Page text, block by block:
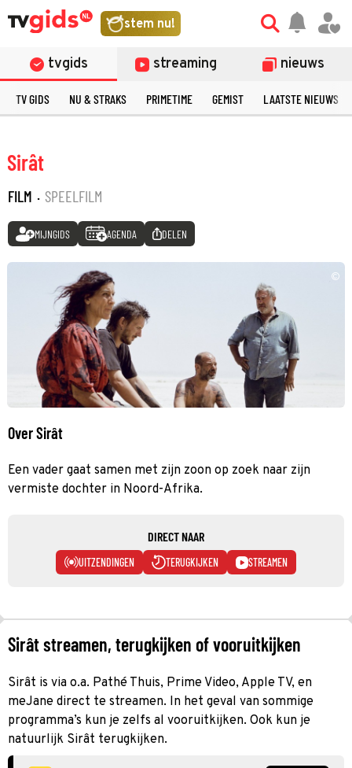
stem nu!
tvgids streaming nieuws
TV GIDS NU & STRAKS PRIMETIME GEMIST LAATSTE NIEUWS
Sirât
FILM · SPEELFILM
MIJNGIDS AGENDA DELEN
©
Over Sirât
Een vader gaat samen met zijn zoon op zoek naar zijn
vermiste dochter in Noord-Afrika.
DIRECT NAAR
UITZENDINGEN TERUGKIJKEN STREAMEN
Sirât streamen, terugkijken of vooruitkijken
Sirât is via o.a. Pathé Thuis, Prime Video, Apple TV, en
meJane direct te streamen. In het geval van sommige
programma’s kun je zelfs al vooruitkijken. Ook kun je
natuurlijk Sirât terugkijken.